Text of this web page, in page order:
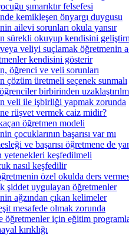
şımarıktır felsefesi
kemikleşen önyargı duygusu
ailevi sorunları okula yansır
sürekli okuyup kendisini
veliyi suçlamak öğretmenin
kendisini gösterir
öğrenci ve veli sorunları
çözüm üretmeli seçenek sunmalı
birbirinden
veli ile işbirliği yapmak zorunda
rüşvet vermek caiz midir?
öğretmen modeli
çocuklarının başarısı var mı
ve başarısı öğretmene de
yetenekleri keşfedilmeli
nasıl keşfedilir
özel okulda ders
şiddet uygulayan öğretmenler
ağzından çıkan kelimeler
mesafede olmak zorunda
öğretmenler için eğitim
kırıklığı